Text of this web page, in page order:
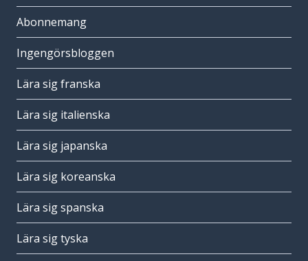
Abonnemang
Ingengörsbloggen
Lära sig franska
Lära sig italienska
Lära sig japanska
Lära sig koreanska
Lära sig spanska
Lära sig tyska